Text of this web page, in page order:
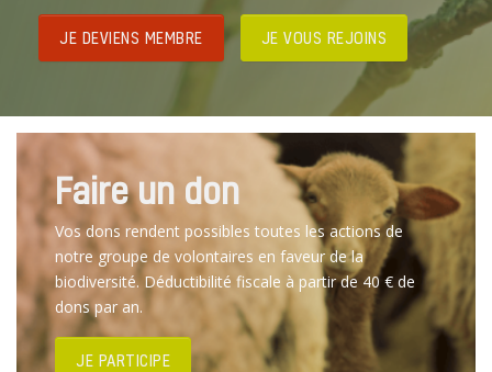
JE DEVIENS MEMBRE JE VOUS REJOINS
Faire un don
Vos dons rendent possibles toutes les actions de
notre groupe de volontaires en faveur de la
biodiversité. Déductibilité fiscale à partir de 40 € de
dons par an.
JE PARTICIPE